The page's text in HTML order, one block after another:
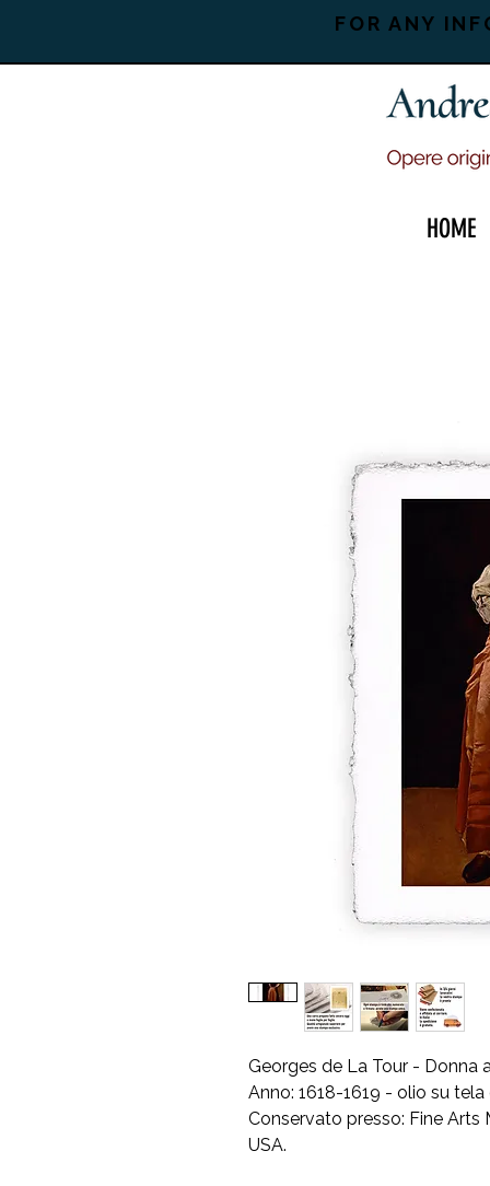
FOR ANY
HOME
Georges de La Tour - Donna
Anno: 1618-1619 - olio su tela
Conservato presso: Fine Arts
USA.